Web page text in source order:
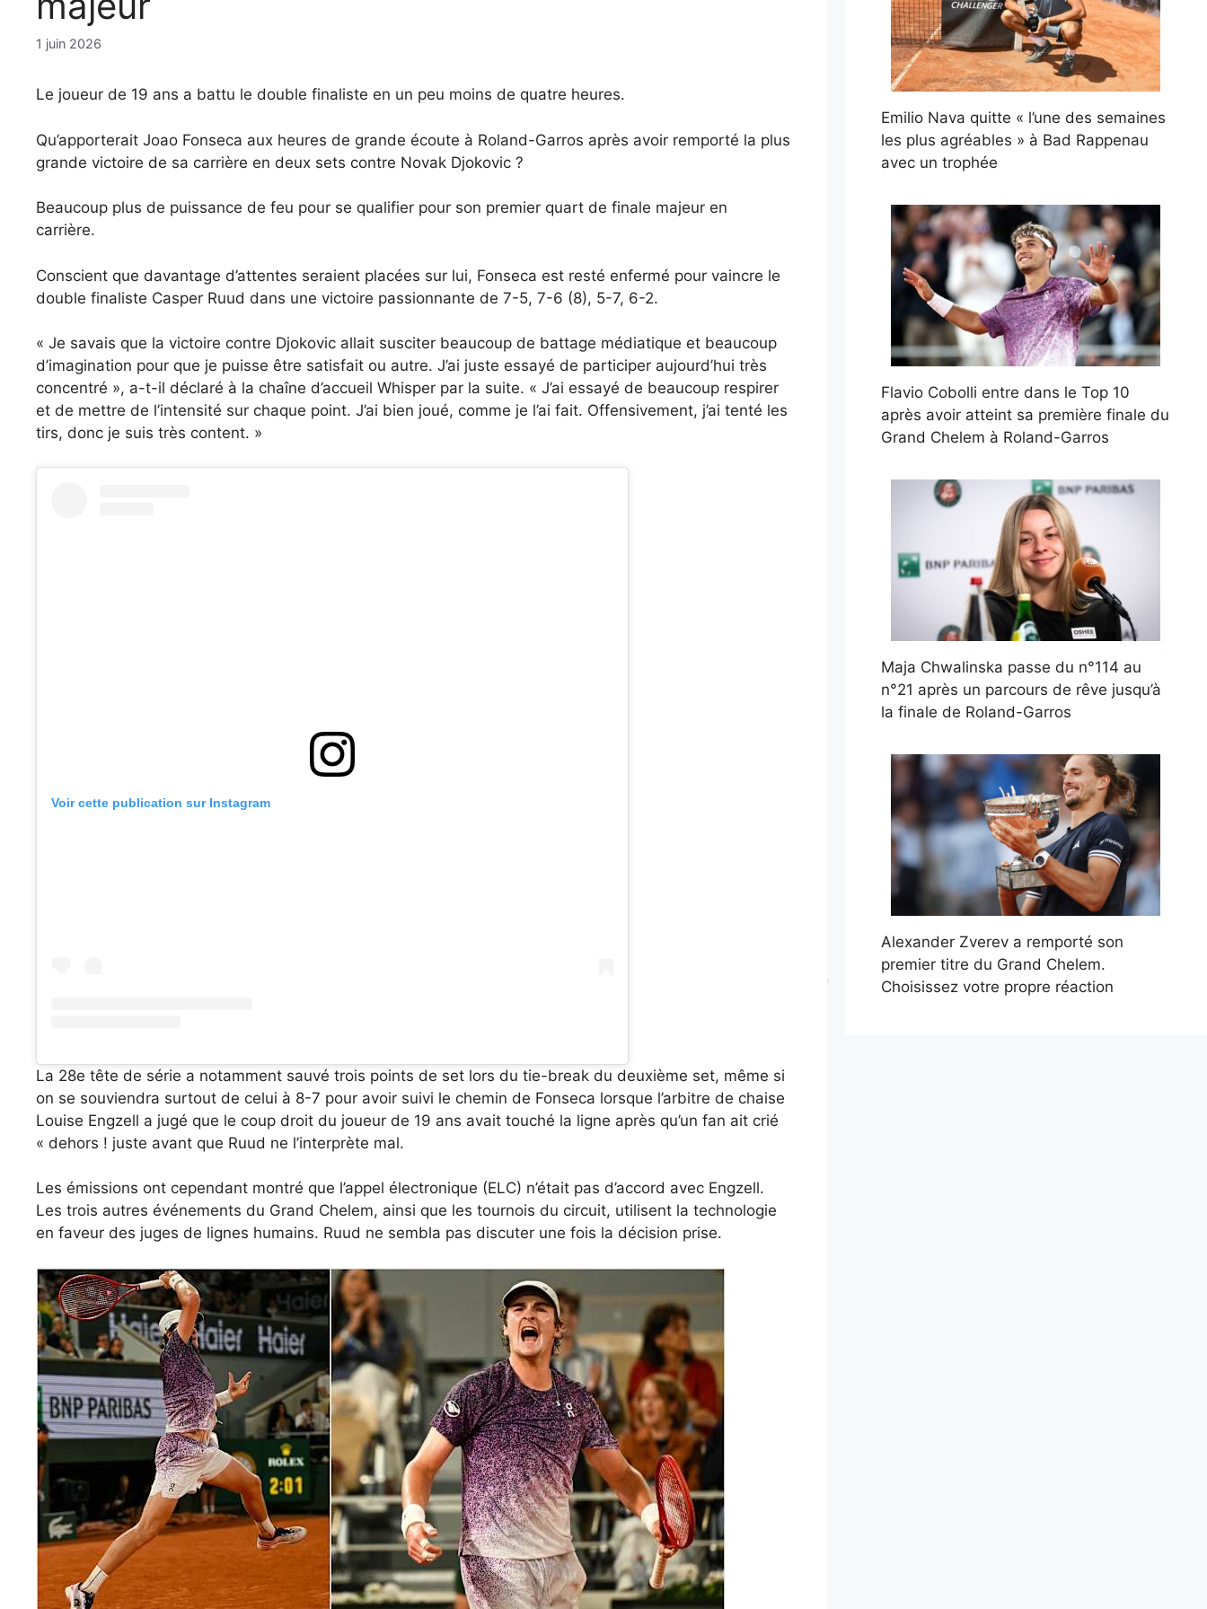
1 juin 2026
Le joueur de 19 ans a battu le double finaliste en un peu moins de quatre heures.
Qu’apporterait Joao Fonseca aux heures de grande écoute à Roland-Garros après avoir remporté la plus
grande victoire de sa carrière en deux sets contre Novak Djokovic ?
Beaucoup plus de puissance de feu pour se qualifier pour son premier quart de finale majeur en
carrière.
Conscient que davantage d’attentes seraient placées sur lui, Fonseca est resté enfermé pour vaincre le
double finaliste Casper Ruud dans une victoire passionnante de 7-5, 7-6 (8), 5-7, 6-2.
« Je savais que la victoire contre Djokovic allait susciter beaucoup de battage médiatique et beaucoup
d’imagination pour que je puisse être satisfait ou autre. J’ai juste essayé de participer aujourd’hui très
concentré », a-t-il déclaré à la chaîne d’accueil Whisper par la suite. « J’ai essayé de beaucoup respirer
et de mettre de l’intensité sur chaque point. J’ai bien joué, comme je l’ai fait. Offensivement, j’ai tenté les
tirs, donc je suis très content. »
Voir cette publication sur Instagram
La 28e tête de série a notamment sauvé trois points de set lors du tie-break du deuxième set, même si
on se souviendra surtout de celui à 8-7 pour avoir suivi le chemin de Fonseca lorsque l’arbitre de chaise
Louise Engzell a jugé que le coup droit du joueur de 19 ans avait touché la ligne après qu’un fan ait crié
« dehors ! juste avant que Ruud ne l’interprète mal.
Les émissions ont cependant montré que l’appel électronique (ELC) n’était pas d’accord avec Engzell.
Les trois autres événements du Grand Chelem, ainsi que les tournois du circuit, utilisent la technologie
en faveur des juges de lignes humains. Ruud ne sembla pas discuter une fois la décision prise.
Emilio Nava quitte « l’une des semaines
les plus agréables » à Bad Rappenau
avec un trophée
Flavio Cobolli entre dans le Top 10
après avoir atteint sa première finale du
Grand Chelem à Roland-Garros
Maja Chwalinska passe du n°114 au
n°21 après un parcours de rêve jusqu’à
la finale de Roland-Garros
Alexander Zverev a remporté son
premier titre du Grand Chelem.
Choisissez votre propre réaction